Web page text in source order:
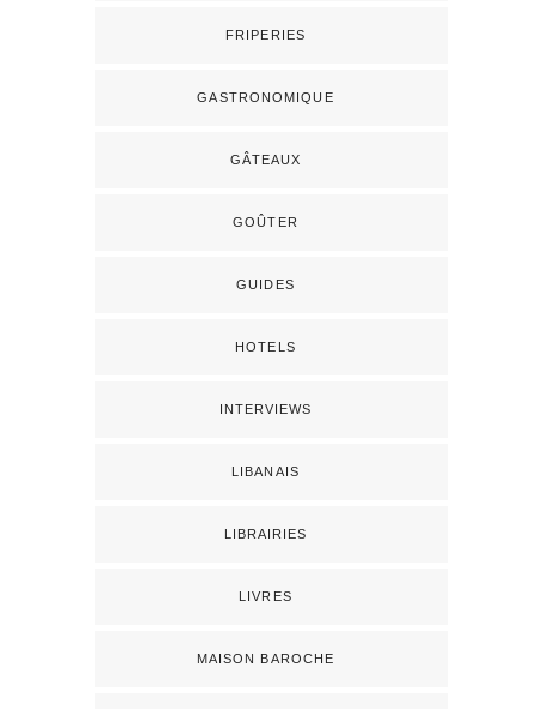
FRIPERIES
GASTRONOMIQUE
GÂTEAUX
GOÛTER
GUIDES
HOTELS
INTERVIEWS
LIBANAIS
LIBRAIRIES
LIVRES
MAISON BAROCHE